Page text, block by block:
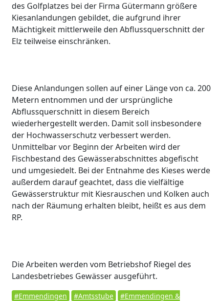
des Golfplatzes bei der Firma Gütermann größere
Kiesanlandungen gebildet, die aufgrund ihrer
Mächtigkeit mittlerweile den Abflussquerschnitt der
Elz teilweise einschränken.
Diese Anlandungen sollen auf einer Länge von ca. 200
Metern entnommen und der ursprüngliche
Abflussquerschnitt in diesem Bereich
wiederhergestellt werden. Damit soll insbesondere
der Hochwasserschutz verbessert werden.
Unmittelbar vor Beginn der Arbeiten wird der
Fischbestand des Gewässerabschnittes abgefischt
und umgesiedelt. Bei der Entnahme des Kieses werde
außerdem darauf geachtet, dass die vielfältige
Gewässerstruktur mit Kiesrauschen und Kolken auch
nach der Räumung erhalten bleibt, heißt es aus dem
RP.
Die Arbeiten werden vom Betriebshof Riegel des
Landesbetriebes Gewässer ausgeführt.
#Emmendingen #Amtsstube
#Emmendingen &